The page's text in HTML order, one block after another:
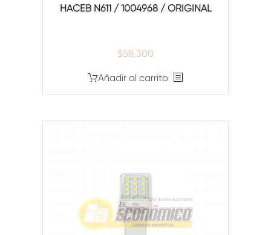
HACEB N611 / 1004968 / ORIGINAL
$58,300
Añadir al carrito